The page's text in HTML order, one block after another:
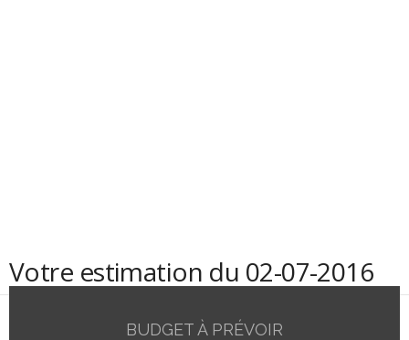
Votre estimation du 02-07-2016
BUDGET À PRÉVOIR